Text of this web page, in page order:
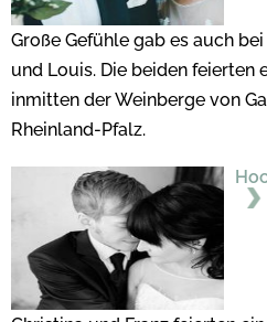
Große Gefühle gab es auch
und Louis. Die beiden feierten
inmitten der Weinberge von
Rheinland-Pfalz.